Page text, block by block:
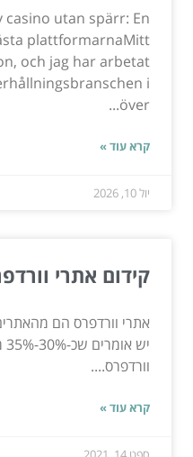
utan spärr: En
plattformarnaMitt
och jag har arbetat
i
över...
קרא עוד »
יול 10, 2026
קידום אתרי
אתרי וורדפרס הם
וורדפרס....
קרא עוד »